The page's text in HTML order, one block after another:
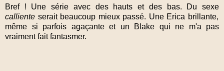
Bref ! Une série avec des hauts et des bas. Du sexe
calliente serait beaucoup mieux passé. Une Erica brillante,
même si parfois agaçante et un Blake qui ne m'a pas
vraiment fait fantasmer.